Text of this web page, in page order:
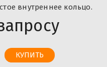
внутреннее кольцо.